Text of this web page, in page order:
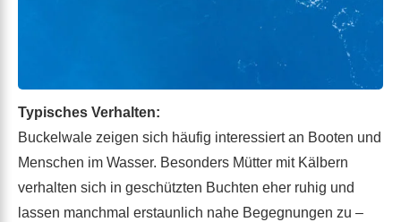
Typisches Verhalten:
Buckelwale zeigen sich häufig interessiert an Booten und
Menschen im Wasser. Besonders Mütter mit Kälbern
verhalten sich in geschützten Buchten eher ruhig und
lassen manchmal erstaunlich nahe Begegnungen zu –